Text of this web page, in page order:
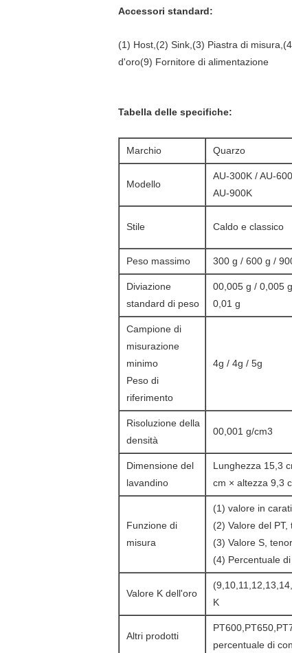
Accessori standard:
(1) Host,(2) Sink,(3) Piastra di
d'oro(9) Fornitore di alimentazione
Tabella delle specifiche:
Marchio Quarzo
Modello
AU-300K / AU-
AU-900K
Stile Caldo e classico
Peso massimo 300 g / 600 g /
Diviazione
standard di peso
00,005 g / 0,005
0,01 g
Campione di
misurazione
minimo
Peso di
riferimento
4g / 4g / 5g
Risoluzione della
densità
00,001 g/cm3
Dimensione del
lavandino
Lunghezza 15,3
cm × altezza 9,3
Funzione di
misura
(1) valore in
(2) Valore del
(3) Valore S,
(4) Percentuale
Valore K dell'oro
K
Altri prodotti
percentuale di